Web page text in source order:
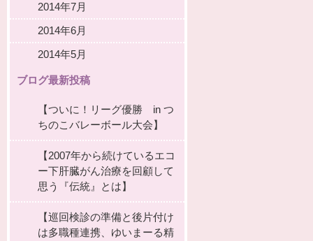
2014年7月
2014年6月
2014年5月
ブログ最新投稿
【ついに！リーグ優勝 in つ
ちのこバレーボール大会】
【2007年から続けているエコ
ー下肝臓がん治療を回顧して
思う『伝統』とは】
【巡回検診の準備と後片付け
は多職種連携、ゆいまーる精